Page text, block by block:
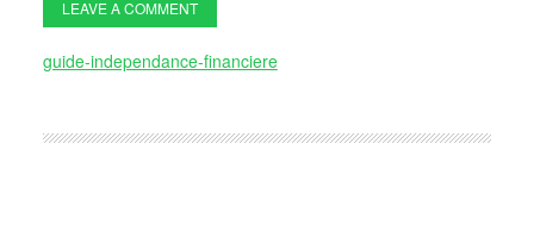
LEAVE A COMMENT
guide-independance-financiere